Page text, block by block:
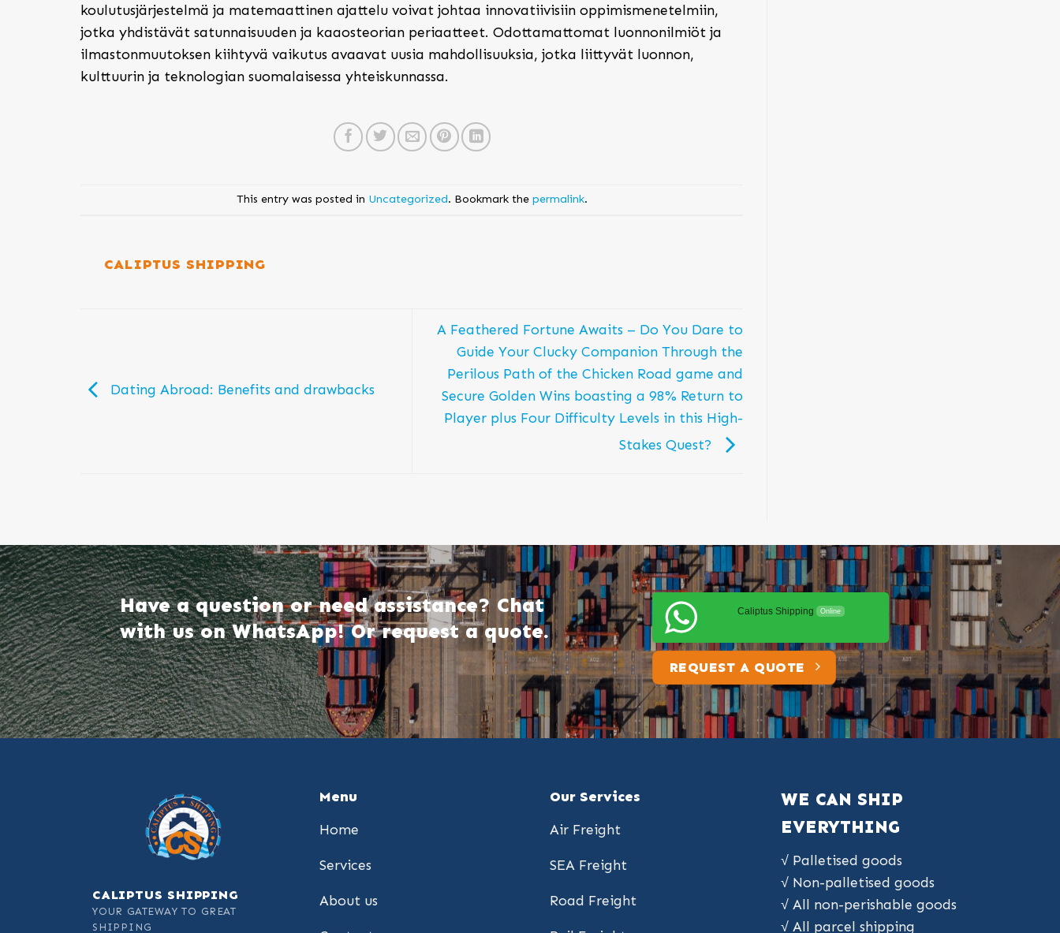
koulutusjärjestelmä ja matemaattinen ajattelu voivat johtaa innovatiivisiin oppimismenetelmiin,
jotka yhdistävät satunnaisuuden ja kaaosteorian periaatteet. Odottamattomat luonnonilmiöt ja
ilmastonmuutoksen kiihtyvä vaikutus avaavat uusia mahdollisuuksia, jotka liittyvät luonnon,
kulttuurin ja teknologian suomalaisessa yhteiskunnassa.
This entry was posted in Uncategorized. Bookmark the permalink.
CALIPTUS SHIPPING
Dating Abroad: Benefits and drawbacks
A Feathered Fortune Awaits – Do You Dare to
Guide Your Clucky Companion Through the
Perilous Path of the Chicken Road game and
Secure Golden Wins boasting a 98% Return to
Player plus Four Difficulty Levels in this High-
Stakes Quest?
Have a question or need assistance? Chat
with us on WhatsApp! Or request a quote.
Caliptus Shipping Online
REQUEST A QUOTE
CALIPTUS SHIPPING
YOUR GATEWAY TO GREAT
SHIPPING
Menu
Home
Services
About us
Our Services
Air Freight
SEA Freight
Road Freight
WE CAN SHIP
EVERYTHING
√ Palletised goods
√ Non-palletised goods
√ All non-perishable goods
√ All parcel shipping